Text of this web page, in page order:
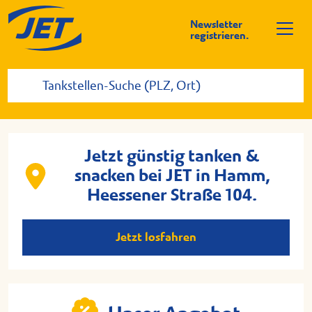
Newsletter
registrieren.
Jetzt günstig tanken &
snacken bei JET in Hamm,
Heessener Straße 104.
Jetzt losfahren